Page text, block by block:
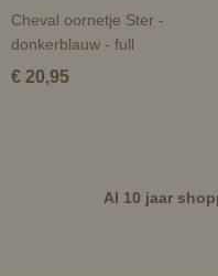
Cheval oornetje Ster -
donkerblauw - full
€ 20,95
Al 10 jaar